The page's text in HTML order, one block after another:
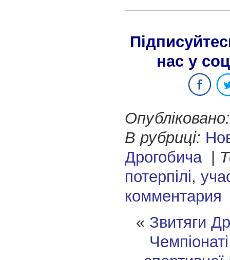
нас у
Опубліковано:
В рубриці:
Дрогобича|
потерпілі,
комментария
« Звитяги